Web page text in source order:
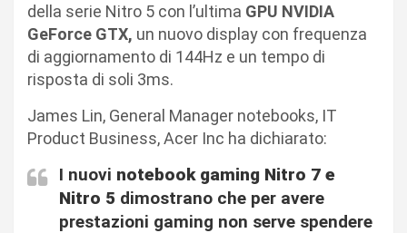
della serie Nitro 5 con l’ultima GPU NVIDIA
GeForce GTX, un nuovo display con frequenza
di aggiornamento di 144Hz e un tempo di
risposta di soli 3ms.
James Lin, General Manager notebooks, IT
Product Business, Acer Inc ha dichiarato:
I nuovi notebook gaming Nitro 7 e
Nitro 5 dimostrano che per avere
prestazioni gaming non serve spendere